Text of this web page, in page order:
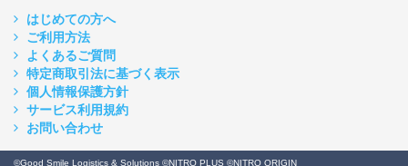
はじめての方へ
ご利用方法
よくあるご質問
特定商取引法に基づく表示
個人情報保護方針
サービス利用規約
お問い合わせ
©Good Smile Logistics & Solutions ©NITRO PLUS ©NITRO ORIGIN